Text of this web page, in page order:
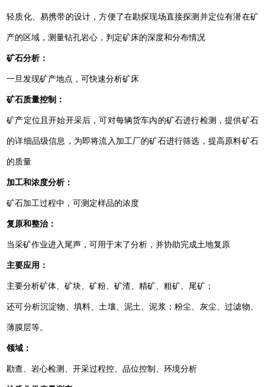
轻质化、易携带的设计，方便了在勘探现场直接探测并定位有潜在矿
产的区域，测量钻孔岩心，判定矿床的深度和分布情况
矿石分析：
一旦发现矿产地点，可快速分析矿床
矿石质量控制：
矿产定位且开始开采后，可对每辆货车内的矿石进行检测，提供矿石
的详细品级信息，为即将流入加工厂的矿石进行筛选，提高原料矿石
的质量
加工和浓度分析：
矿石加工过程中，可测定样品的浓度
复原和整治：
当采矿作业进入尾声，可用于末了分析，并协助完成土地复原
主要应用：
主要分析矿体、矿块、矿粉、矿渣、精矿、粗矿、尾矿；
还可分析沉淀物、填料、土壤、泥土、泥浆；粉尘、灰尘、过滤物、
薄膜层等。
领域：
勘查、岩心检测、开采过程控、品位控制、环境分析